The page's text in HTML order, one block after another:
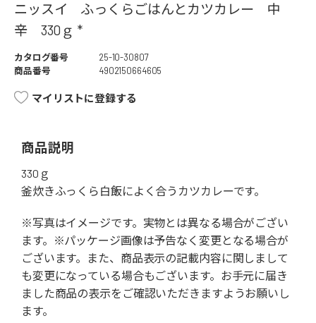
ニッスイ ふっくらごはんとカツカレー 中
辛 330ｇ *
カタログ番号
25-10-30807
商品番号
4902150664605
マイリストに登録する
商品説明
330ｇ
釜炊きふっくら白飯によく合うカツカレーです。
※写真はイメージです。実物とは異なる場合がござい
ます。※パッケージ画像は予告なく変更となる場合が
ございます。また、商品表示の記載内容に関しまして
も変更になっている場合もございます。お手元に届き
ました商品の表示をご確認いただきますようお願いし
ます。